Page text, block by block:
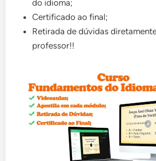
do idioma;
Certificado ao final;
Retirada de dúvidas
professor!!